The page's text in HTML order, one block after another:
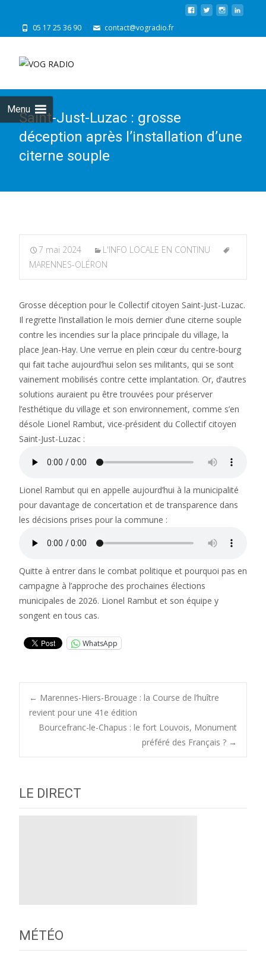
05 17 25 36 90 contact@vogradio.fr
Menu
Saint-Just-Luzac : grosse
déception après l’installation d’une
citerne souple
7 mai 2024
L'INFO LOCALE EN CONTINU
MARENNES-OLÉRON
Grosse déception pour le Collectif citoyen Saint-Just-Luzac.
Il regrette l’installation le mois dernier d’une citerne souple
contre les incendies sur la place principale du village, la
place Jean-Hay. Une verrue en plein cœur du centre-bourg
qui fait tache aujourd’hui selon ses militants, qui se sont
vainement mobilisés contre cette implantation. Or, d’autres
solutions auraient pu être trouvées pour préserver
l’esthétique du village et son environnement, comme s’en
désole Lionel Rambut, vice-président du Collectif citoyen
Saint-Just-Luzac :
Lionel Rambut qui en appelle aujourd’hui à la municipalité
pour davantage de concertation et de transparence dans
les décisions prises pour la commune :
Quitte à entrer dans le combat politique et pourquoi pas en
campagne à l’approche des prochaines élections
municipales de 2026. Lionel Rambut et son équipe y
songent en tous cas.
WhatsApp
Post
navigation
← Marennes-Hiers-Brouage : la Course de l’huître
revient pour une 41e édition
Bourcefranc-le-Chapus : le fort Louvois, Monument
préféré des Français ? →
LE DIRECT
MÉTÉO